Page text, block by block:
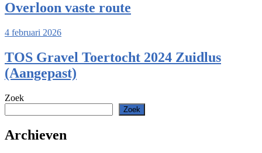
Overloon vaste route
4 februari 2026
TOS Gravel Toertocht 2024 Zuidlus
(Aangepast)
Zoek
Zoek
Archieven